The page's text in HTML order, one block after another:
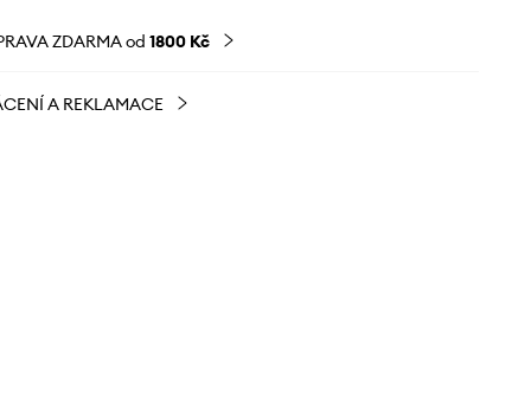
ZDARMA od 1800 Kč
A REKLAMACE